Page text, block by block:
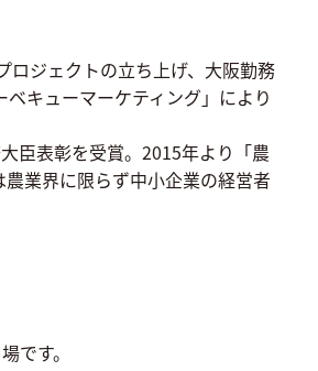
ロジェクトの立ち上げ、大阪勤務
キューマーケティング」により
臣表彰を受賞。2015年より「農
業界に限らず中小企業の経営者
です。